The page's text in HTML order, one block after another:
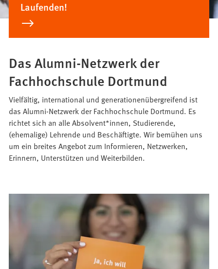
Laufenden!
Das Alumni-Netzwerk der
Fachhochschule Dortmund
Vielfältig, international und generationenübergreifend ist
das Alumni-Netzwerk der Fachhochschule Dortmund. Es
richtet sich an alle Absolvent*innen, Studierende,
(ehemalige) Lehrende und Beschäftigte. Wir bemühen uns
um ein breites Angebot zum Informieren, Netzwerken,
Erinnern, Unterstützen und Weiterbilden.